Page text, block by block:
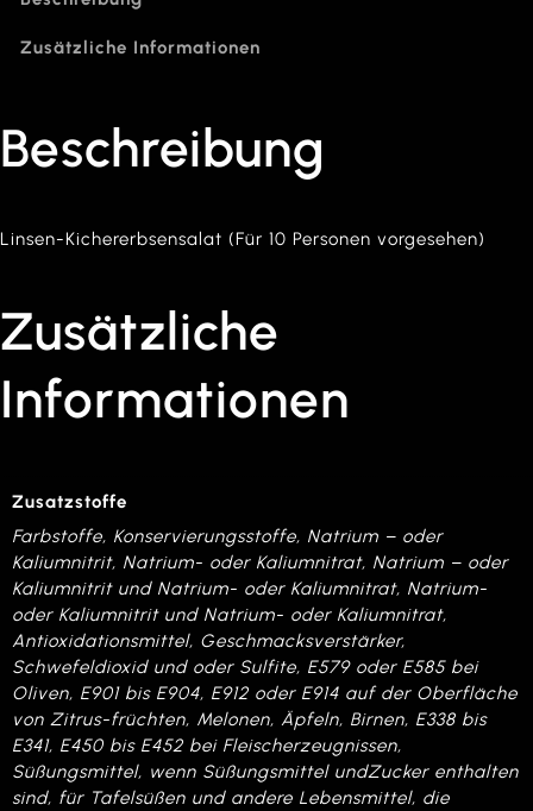
Zusätzliche Informationen
Beschreibung
Linsen-Kichererbsensalat (Für 10 Personen vorgesehen)
Zusätzliche
Informationen
Zusatzstoffe
Farbstoffe, Konservierungsstoffe, Natrium – oder
Kaliumnitrit, Natrium- oder Kaliumnitrat, Natrium – oder
Kaliumnitrit und Natrium- oder Kaliumnitrat, Natrium-
oder Kaliumnitrit und Natrium- oder Kaliumnitrat,
Antioxidationsmittel, Geschmacksverstärker,
Schwefeldioxid und oder Sulfite, E579 oder E585 bei
Oliven, E901 bis E904, E912 oder E914 auf der Oberfläche
von Zitrus-früchten, Melonen, Äpfeln, Birnen, E338 bis
E341, E450 bis E452 bei Fleischerzeugnissen,
Süßungsmittel, wenn Süßungsmittel undZucker enthalten
sind, für Tafelsüßen und andere Lebensmittel, die